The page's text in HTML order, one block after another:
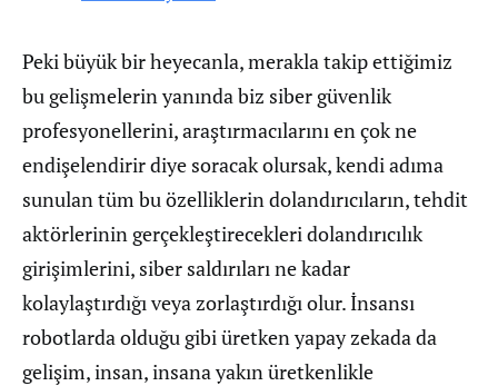
Peki büyük bir heyecanla, merakla takip ettiğimiz
bu gelişmelerin yanında biz siber güvenlik
profesyonellerini, araştırmacılarını en çok ne
endişelendirir diye soracak olursak, kendi adıma
sunulan tüm bu özelliklerin dolandırıcıların, tehdit
aktörlerinin gerçekleştirecekleri dolandırıcılık
girişimlerini, siber saldırıları ne kadar
kolaylaştırdığı veya zorlaştırdığı olur. İnsansı
robotlarda olduğu gibi üretken yapay zekada da
gelişim, insan, insana yakın üretkenlikle